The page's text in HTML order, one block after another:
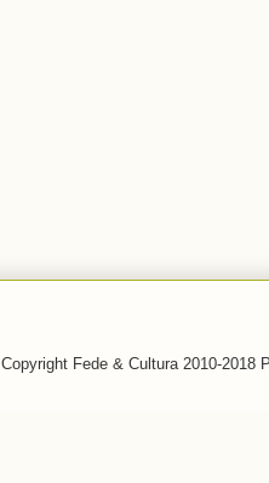
Copyright Fede & Cultura 2010-2018